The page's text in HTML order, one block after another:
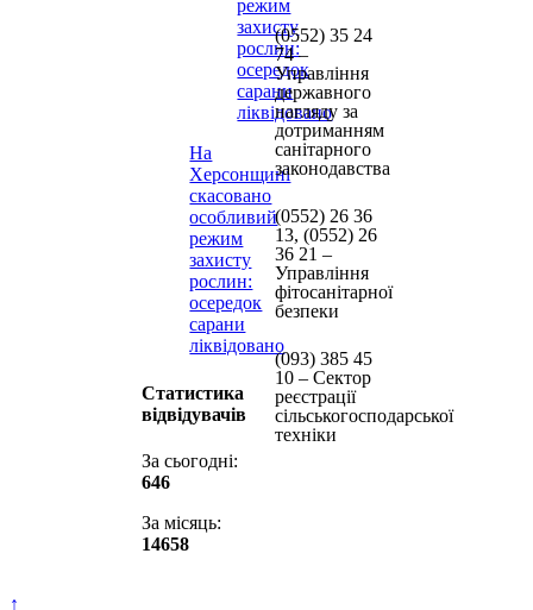
На
Херсонщині
скасовано
особливий
режим
захисту
рослин:
осередок
сарани
ліквідовано
Статистика
відвідувачів
За сьогодні:
646
За місяць:
14658
(0552) 35 24
74 –
Управління
державного
нагляду за
дотриманням
санітарного
законодавства
(0552) 26 36
13, (0552) 26
36 21 –
Управління
фітосанітарної
безпеки
(093) 385 45
10 – Сектор
реєстрації
сільськогосподарської
техніки
↑